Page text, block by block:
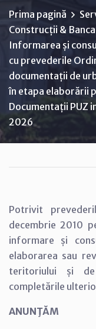
Prima pagină
Construcții &
Informarea și
cu prevederile
documentații de
în etapa elaborării
Documentații PUZ
2026
Potrivit
decembrie 2010
informare și
elaborarea sau
teritoriului și
completările
ANUNŢĂM